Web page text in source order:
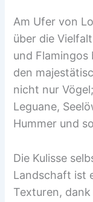
Am Ufer von
über die
und Flamingos
den
nicht nur
Leguane,
Hummer und
Die Kulisse
Landschaft ist
Texturen,